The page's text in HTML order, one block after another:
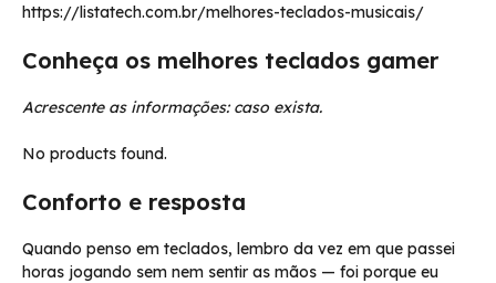
https://listatech.com.br/melhores-teclados-musicais/
Conheça os melhores teclados gamer
Acrescente as informações: caso exista.
No products found.
Conforto e resposta
Quando penso em teclados, lembro da vez em que passei
horas jogando sem nem sentir as mãos — foi porque eu